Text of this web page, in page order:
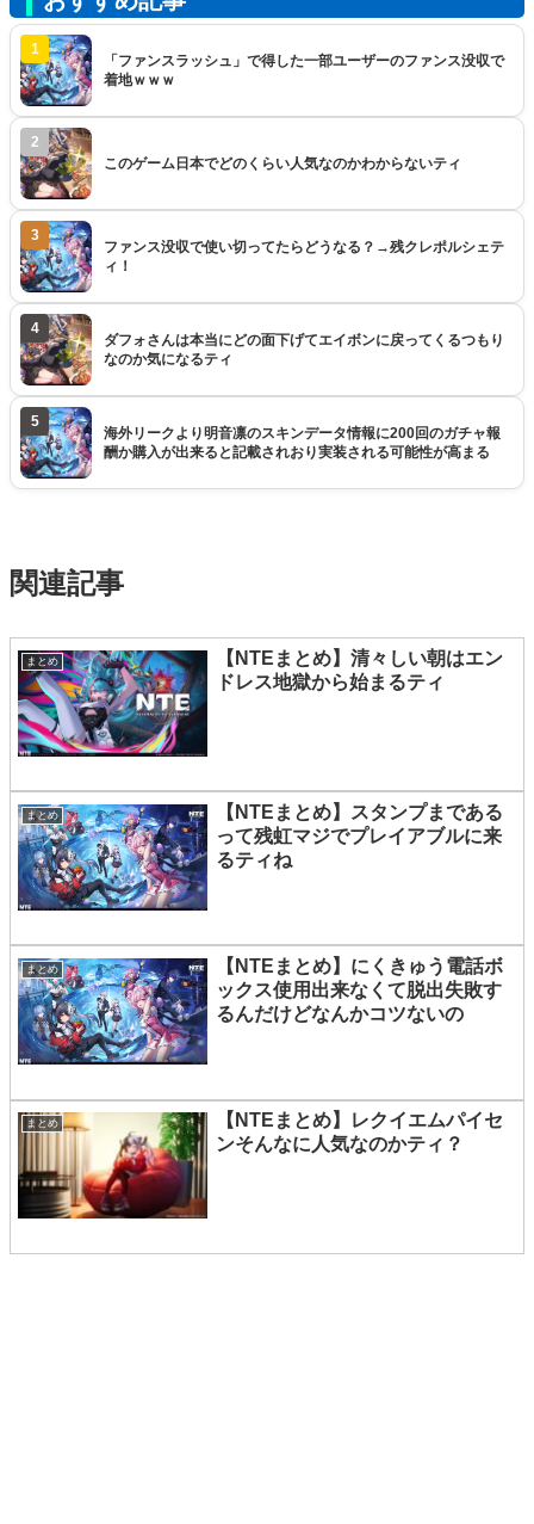
1
「ファンスラッシュ」で得した一部ユーザーのファンス没収で
着地ｗｗｗ
2
このゲーム日本でどのくらい人気なのかわからないティ
3
ファンス没収で使い切ってたらどうなる？→残クレポルシェテ
ィ！
4
ダフォさんは本当にどの面下げてエイボンに戻ってくるつもり
なのか気になるティ
5
海外リークより明音凛のスキンデータ情報に200回のガチャ報
酬か購入が出来ると記載されおり実装される可能性が高まる
関連記事
まとめ
【NTEまとめ】清々しい朝はエン
ドレス地獄から始まるティ
まとめ
【NTEまとめ】スタンプまである
って残虹マジでプレイアブルに来
るティね
まとめ
【NTEまとめ】にくきゅう電話ボ
ックス使用出来なくて脱出失敗す
るんだけどなんかコツないの
まとめ
【NTEまとめ】レクイエムパイセ
ンそんなに人気なのかティ？